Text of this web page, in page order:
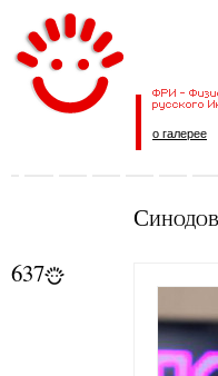
о галерее
637